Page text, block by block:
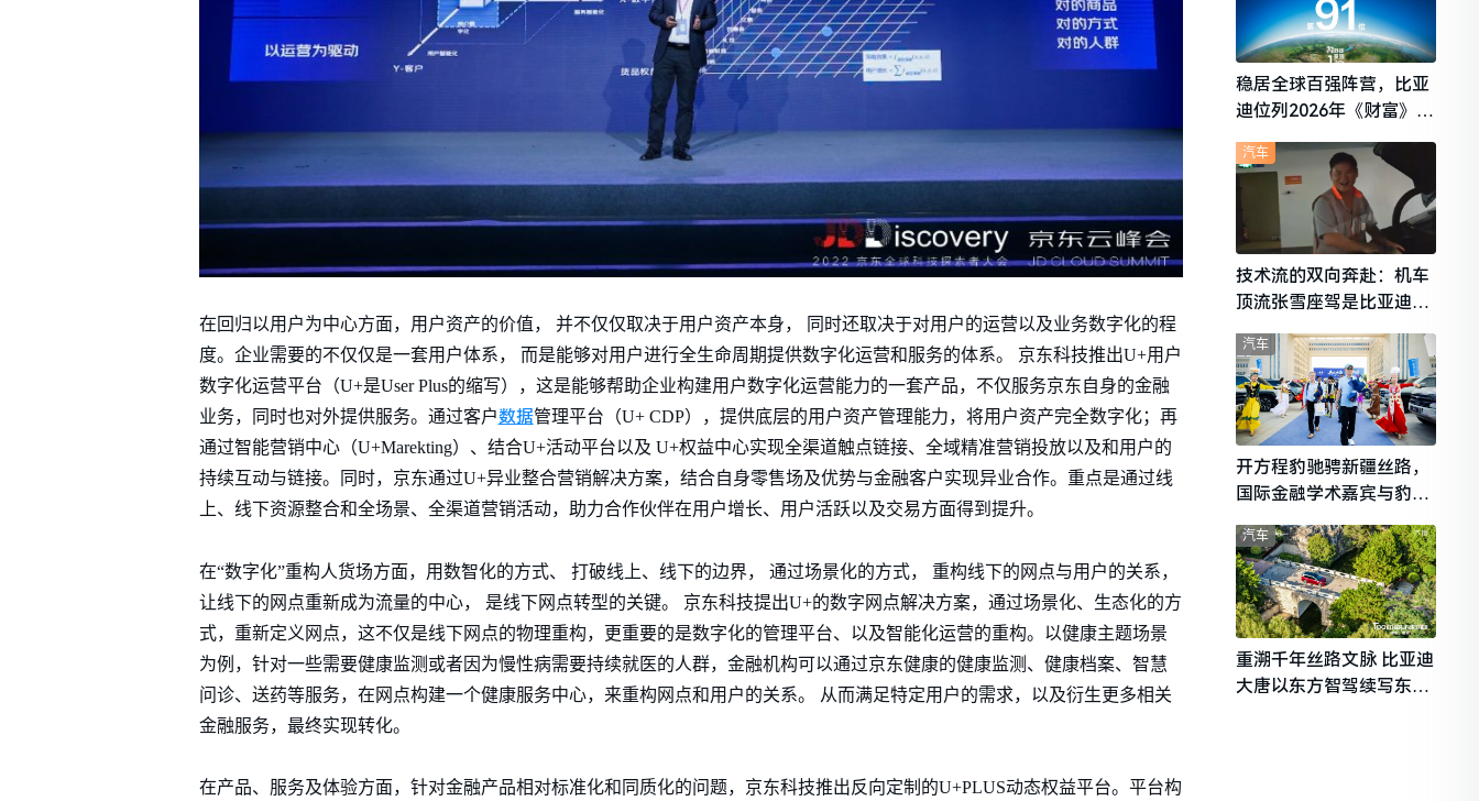
在回归以用户为中心方面，用户资产的价值， 并不仅仅取决于用户资产本身， 同时还取决于对用户的运营以及业务数字化的程
度。企业需要的不仅仅是一套用户体系， 而是能够对用户进行全生命周期提供数字化运营和服务的体系。 京东科技推出U+用户
数字化运营平台（U+是User Plus的缩写），这是能够帮助企业构建用户数字化运营能力的一套产品，不仅服务京东自身的金融
业务，同时也对外提供服务。通过客户数据管理平台（U+ CDP），提供底层的用户资产管理能力，将用户资产完全数字化；再
通过智能营销中心（U+Marekting）、结合U+活动平台以及 U+权益中心实现全渠道触点链接、全域精准营销投放以及和用户的
持续互动与链接。同时，京东通过U+异业整合营销解决方案，结合自身零售场及优势与金融客户实现异业合作。重点是通过线
上、线下资源整合和全场景、全渠道营销活动，助力合作伙伴在用户增长、用户活跃以及交易方面得到提升。
在“数字化”重构人货场方面，用数智化的方式、 打破线上、线下的边界， 通过场景化的方式， 重构线下的网点与用户的关系，
让线下的网点重新成为流量的中心， 是线下网点转型的关键。 京东科技提出U+的数字网点解决方案，通过场景化、生态化的方
式，重新定义网点，这不仅是线下网点的物理重构，更重要的是数字化的管理平台、以及智能化运营的重构。以健康主题场景
为例，针对一些需要健康监测或者因为慢性病需要持续就医的人群，金融机构可以通过京东健康的健康监测、健康档案、智慧
问诊、送药等服务，在网点构建一个健康服务中心，来重构网点和用户的关系。 从而满足特定用户的需求，以及衍生更多相关
金融服务，最终实现转化。
在产品、服务及体验方面，针对金融产品相对标准化和同质化的问题，京东科技推出反向定制的U+PLUS动态权益平台。平台构
稳居全球百强阵营，比亚
迪位列2026年《财富》世
技术流的双向奔赴：机车
顶流张雪座驾是比亚迪秦
L
汽车
开方程豹驰骋新疆丝路，
国际金融学术嘉宾与豹友
共赴山海热爱
汽车
重溯千年丝路文脉 比亚迪
大唐以东方智驾续写东西
汽车